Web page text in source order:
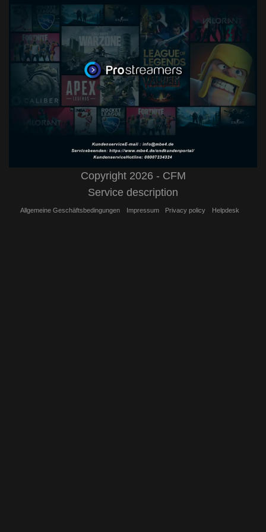
Copyright 2026 - CFM
Service description
Allgemeine Geschäftsbedingungen Impressum Privacy policy Helpdesk